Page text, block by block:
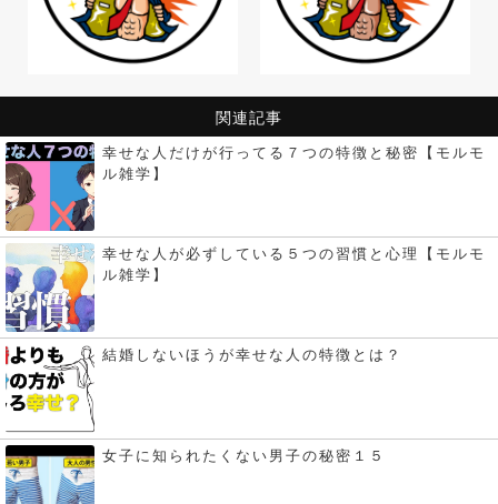
関連記事
幸せな人だけが行ってる７つの特徴と秘密【モルモ
ル雑学】
幸せな人が必ずしている５つの習慣と心理【モルモ
ル雑学】
結婚しないほうが幸せな人の特徴とは？
女子に知られたくない男子の秘密１５